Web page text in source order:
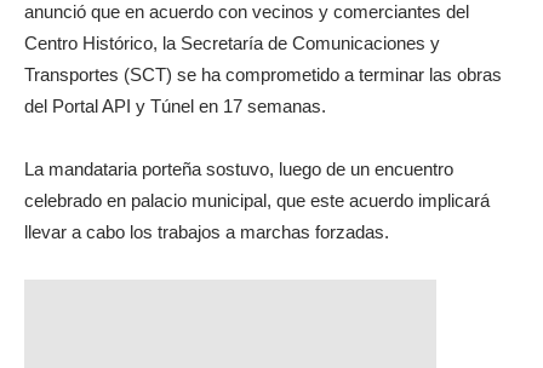
anunció que en acuerdo con vecinos y comerciantes del
Centro Histórico, la Secretaría de Comunicaciones y
Transportes (SCT) se ha comprometido a terminar las obras
del Portal API y Túnel en 17 semanas.
La mandataria porteña sostuvo, luego de un encuentro
celebrado en palacio municipal, que este acuerdo implicará
llevar a cabo los trabajos a marchas forzadas.